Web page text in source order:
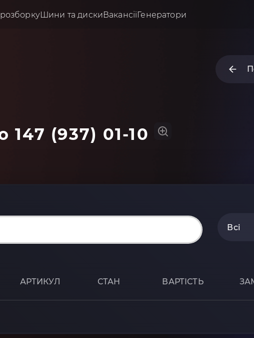
Шини та дискиВакансіїГенератори
147 (937) 01-10
Всі
АРТИКУЛ СТАН ВАРТІСТЬ